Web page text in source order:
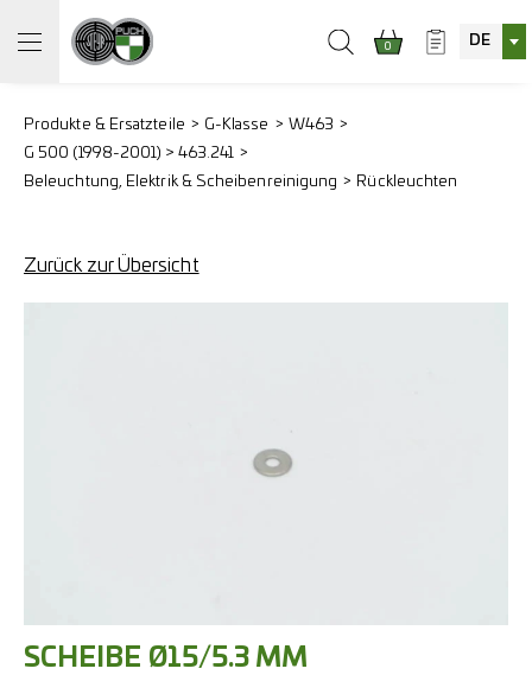
0 DE
Produkte & Ersatzteile G-Klasse
W463
G 500 (1998-2001) > 463.241
Beleuchtung, Elektrik & Scheibenreinigung
Rückleuchten
Zurück zur Übersicht
SCHEIBE Ø15/5.3 MM